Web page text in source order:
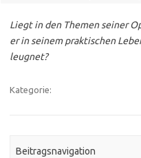
Liegt in den Themen seiner
er in seinem praktischen
leugnet?
Kategorie:
Beitragsnavigation